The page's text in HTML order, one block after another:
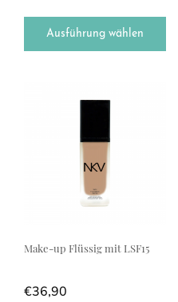
Ausführung wählen
Make-up Flüssig mit LSF15
€36,90